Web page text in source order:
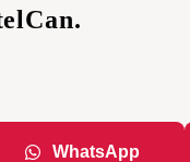
WhatsApp